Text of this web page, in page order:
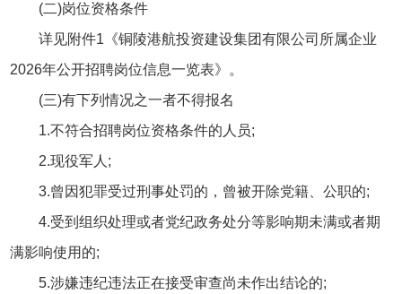
(二)岗位资格条件
详见附件1《铜陵港航投资建设集团有限公司所属企业
2026年公开招聘岗位信息一览表》。
(三)有下列情况之一者不得报名
1.不符合招聘岗位资格条件的人员;
2.现役军人;
3.曾因犯罪受过刑事处罚的，曾被开除党籍、公职的;
4.受到组织处理或者党纪政务处分等影响期未满或者期
满影响使用的;
5.涉嫌违纪违法正在接受审查尚未作出结论的;